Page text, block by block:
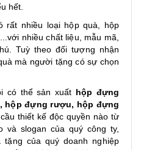
hết.
rất nhiều loại hộp quà, hộp
nhiều chất liệu, mẫu mã,
Tuỳ theo đối tượng nhận
mà người tặng có sự chọn
có thể sản xuất hộp đựng
, hộp đựng rượu, hộp đựng
cầu thiết kế độc quyền nào từ
và slogan của quý công ty,
của quý doanh nghiệp